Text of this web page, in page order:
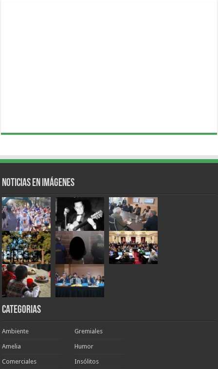
Noticias en Imágenes
Categorias
Ambiente
Amelia
Comerciales
Gremiales
Humor
Insólitos